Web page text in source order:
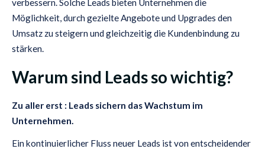
verbessern. Solche Leads bieten Unternehmen die
Möglichkeit, durch gezielte Angebote und Upgrades den
Umsatz zu steigern und gleichzeitig die Kundenbindung zu
stärken.
Warum sind Leads so wichtig?
Zu aller erst : Leads sichern das Wachstum im
Unternehmen.
Ein kontinuierlicher Fluss neuer Leads ist von entscheidender